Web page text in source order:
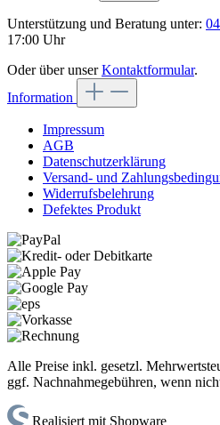
Unterstützung und Beratung unter:
17:00 Uhr
Oder über unserKontaktformular.
Information
Impressum
AGB
Datenschutzerklärung
Versand- und
Widerrufsbelehrung
Defektes Produkt
Alle Preise inkl. gesetzl.
ggf. Nachnahmegebühren, wenn
Realisiert mit Shopware